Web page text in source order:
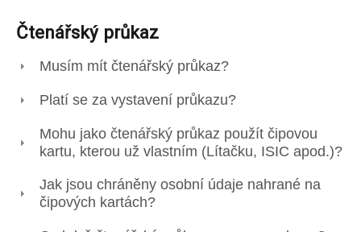
Čtenářský průkaz
Musím mít čtenářský průkaz?
Platí se za vystavení průkazu?
Mohu jako čtenářský průkaz použít čipovou
kartu, kterou už vlastním (Lítačku, ISIC apod.)?
Jak jsou chráněny osobní údaje nahrané na
čipových kartách?